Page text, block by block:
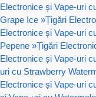
Electronice și Vape-uri
Grape Ice »Țigări
Electronice și Vape-uri
Pepene »Țigări
Electronice și Vape-uri
uri cu Strawberry
Electronice și Vape-uri